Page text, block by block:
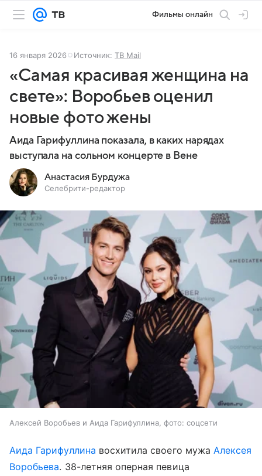
Фильмы онлайн
16 января 2026 Источник: ТВ Mail
«Самая красивая женщина на
свете»: Воробьев оценил
новые фото жены
Аида Гарифуллина показала, в каких нарядах
выступала на сольном концерте в Вене
Анастасия Бурдужа
Селебрити-редактор
Алексей Воробьев и Аида Гарифуллина, фото: соцсети
Аида Гарифуллина восхитила своего мужа Алексея
Воробьева. 38-летняя оперная певица